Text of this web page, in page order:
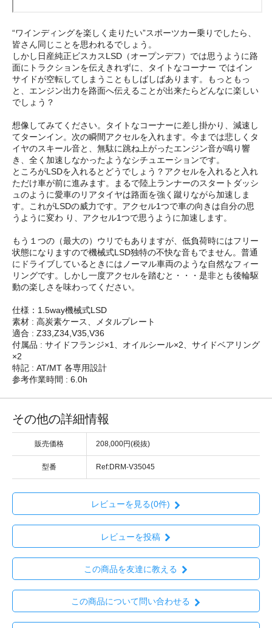
“ワインディングを楽しく走りたい”スポーツカー乗りでしたら、
皆さん同じことを思われるでしょう。
しかし日産純正ビスカスLSD（オープンデフ）では思うように路
面にトラクションを伝えきれずに、タイトなコーナー ではイン
サイドが空転してしまうこともしばしばあります。もっともっ
と、エンジン出力を路面へ伝えることが出来たらどんなに楽しい
でしょう？
想像してみてください。タイトなコーナーに差し掛かり、減速し
てターンイン。次の瞬間アクセルを入れます。今までは悲しくタ
イヤのスキール音と、無駄に跳ね上がったエンジン音が鳴り響
き、全く加速しなかったようなシチュエーションです。
ところがLSDを入れるとどうでしょう？アクセルを入れると入れ
ただけ車が前に進みます。まるで陸上ランナーのスタートダッシ
ュのように愛車のリアタイヤは路面を強く蹴りながら加速しま
す。これがLSDの威力です。アクセル1つで車の向きは自分の思
うように変わ り、アクセル1つで思うように加速します。
もう１つの（最大の）ウリでもありますが、低負荷時にはフリー
状態になりますので機械式LSD独特の不快な音もでません。普通
にドライブしているときにはノーマル車両のような自然なフィー
リングです。しかし一度アクセルを踏むと・・・是非とも後輪駆
動の楽しさを味わってください。
仕様：1.5way機械式LSD
素材 : 高炭素ケース、メタルプレート
適合 : Z33,Z34,V35,V36
付属品 : サイドフランジ×1、オイルシール×2、サイドベアリング
×2
特記 : AT/MT 各専用設計
参考作業時間 : 6.0h
その他の詳細情報
販売価格 208,000円(税抜)
型番 Ref:DRM-V35045
レビューを見る(0件)
レビューを投稿
この商品を友達に教える
この商品について問い合わせる